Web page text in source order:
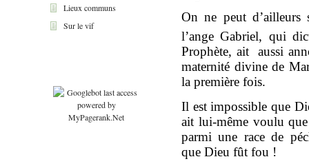
Lieux communs
Sur le vif
On ne peut d’ailleurs
l’ange Gabriel, qui
Prophète, ait aussi
maternité divine de
la première fois.
Il est impossible que
ait lui-même voulu
parmi une race de
que Dieu fût fou !